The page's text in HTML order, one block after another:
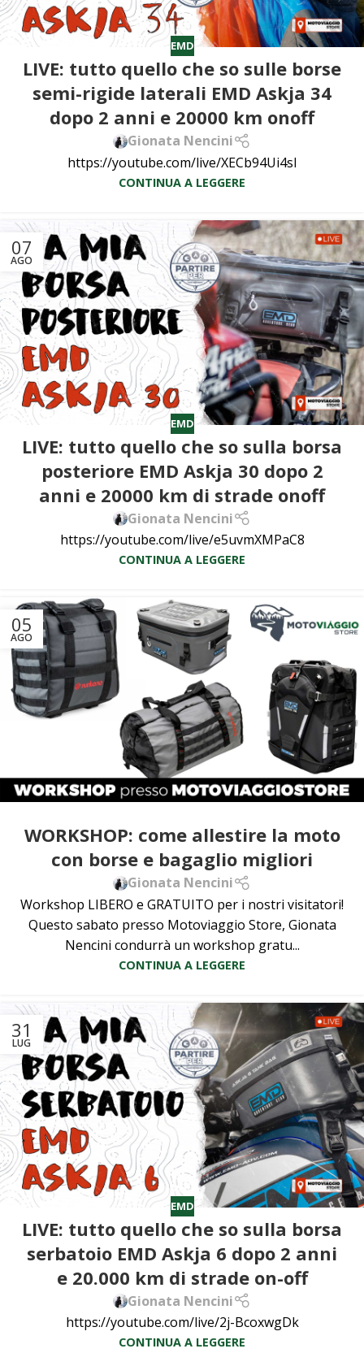
EMD
LIVE: tutto quello che so sulle borse
semi-rigide laterali EMD Askja 34
dopo 2 anni e 20000 km onoff
Gionata Nencini
https://youtube.com/live/XECb94Ui4sI
CONTINUA A LEGGERE
07
AGO
EMD
LIVE: tutto quello che so sulla borsa
posteriore EMD Askja 30 dopo 2
anni e 20000 km di strade onoff
Gionata Nencini
https://youtube.com/live/e5uvmXMPaC8
CONTINUA A LEGGERE
05
AGO
WORKSHOP: come allestire la moto
con borse e bagaglio migliori
Gionata Nencini
Workshop LIBERO e GRATUITO per i nostri visitatori!
Questo sabato presso Motoviaggio Store, Gionata
Nencini condurrà un workshop gratu...
CONTINUA A LEGGERE
31
LUG
EMD
LIVE: tutto quello che so sulla borsa
serbatoio EMD Askja 6 dopo 2 anni
e 20.000 km di strade on-off
Gionata Nencini
https://youtube.com/live/2j-BcoxwgDk
CONTINUA A LEGGERE